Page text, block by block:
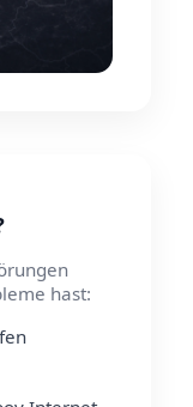
hast: